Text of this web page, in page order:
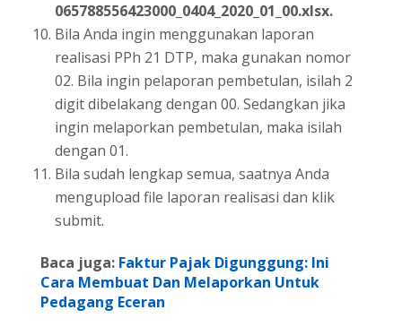
065788556423000_0404_2020_01_00.xlsx.
Bila Anda ingin menggunakan laporan
realisasi PPh 21 DTP, maka gunakan nomor
02. Bila ingin pelaporan pembetulan, isilah 2
digit dibelakang dengan 00. Sedangkan jika
ingin melaporkan pembetulan, maka isilah
dengan 01.
Bila sudah lengkap semua, saatnya Anda
mengupload file laporan realisasi dan klik
submit.
Baca juga: Faktur Pajak Digunggung: Ini
Cara Membuat Dan Melaporkan Untuk
Pedagang Eceran